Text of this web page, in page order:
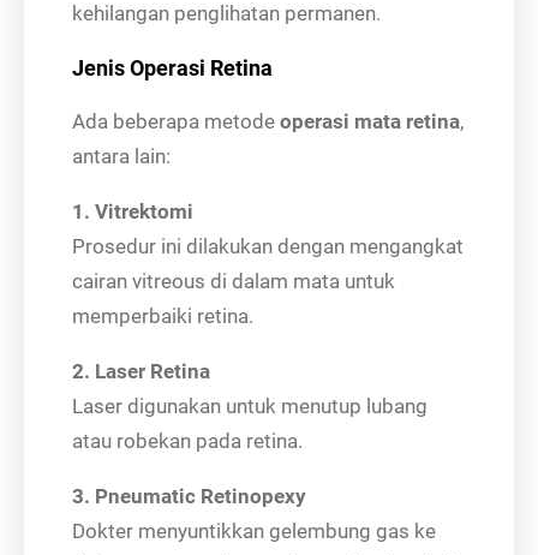
kehilangan penglihatan permanen.
Jenis Operasi Retina
Ada beberapa metode operasi mata retina,
antara lain:
1. Vitrektomi
Prosedur ini dilakukan dengan mengangkat
cairan vitreous di dalam mata untuk
memperbaiki retina.
2. Laser Retina
Laser digunakan untuk menutup lubang
atau robekan pada retina.
3. Pneumatic Retinopexy
Dokter menyuntikkan gelembung gas ke